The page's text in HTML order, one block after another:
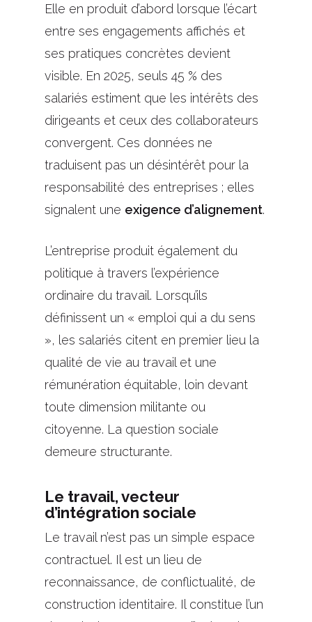
Elle en produit d’abord lorsque l’écart
entre ses engagements affichés et
ses pratiques concrètes devient
visible. En 2025, seuls 45 % des
salariés estiment que les intérêts des
dirigeants et ceux des collaborateurs
convergent. Ces données ne
traduisent pas un désintérêt pour la
responsabilité des entreprises ; elles
signalent une exigence d’alignement.
L’entreprise produit également du
politique à travers l’expérience
ordinaire du travail. Lorsqu’ils
définissent un « emploi qui a du sens
», les salariés citent en premier lieu la
qualité de vie au travail et une
rémunération équitable, loin devant
toute dimension militante ou
citoyenne. La question sociale
demeure structurante.
Le travail, vecteur
d’intégration sociale
Le travail n’est pas un simple espace
contractuel. Il est un lieu de
reconnaissance, de conflictualité, de
construction identitaire. Il constitue l’un